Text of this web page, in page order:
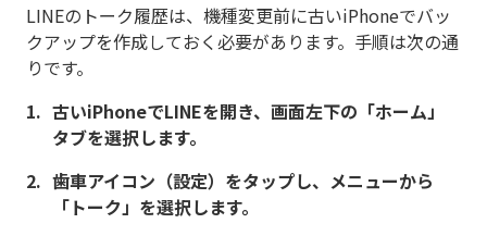
LINEのトーク履歴は、機種変更前に古いiPhoneでバッ
クアップを作成しておく必要があります。手順は次の通
りです。
古いiPhoneでLINEを開き、画面左下の「ホーム」
タブを選択します。
歯車アイコン（設定）をタップし、メニューから
「トーク」を選択します。